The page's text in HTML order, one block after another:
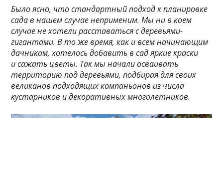
Было ясно, что стандартный подход к планировке
сада в нашем случае неприменим. Мы ни в коем
случае не хотели расставаться с деревьями-
гигантами. В то же время, как и всем начинающим
дачникам, хотелось добавить в сад яркие краски
и сажать цветы. Так мы начали осваивать
территорию под деревьями, подбирая для своих
великанов подходящих компаньонов из числа
кустарников и декоративных многолетников.